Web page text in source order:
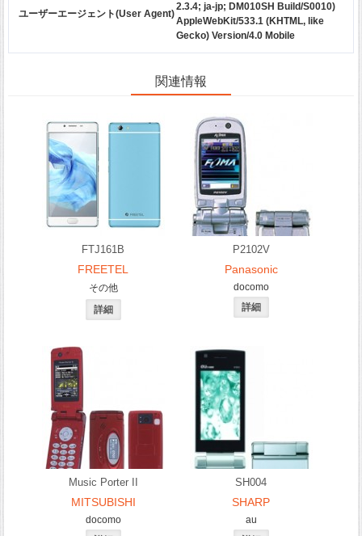
ユーザーエージェント(User Agent)
2.3.4; ja-jp; DM010SH Build/S0010)
AppleWebKit/533.1 (KHTML, like
Gecko) Version/4.0 Mobile
関連情報
FTJ161B
FREETEL
その他
P2102V
Panasonic
docomo
Music Porter II
MITSUBISHI
docomo
SH004
SHARP
au